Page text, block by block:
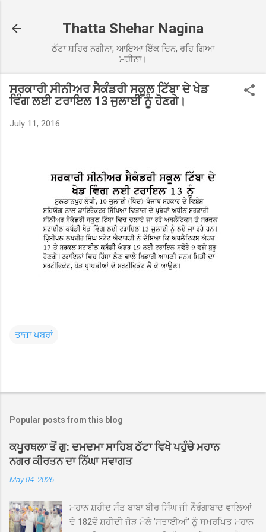
Thatta Shehar Nagina
ਠੱਟਾ ਸ਼ਹਿਰ ਨਗੀਨਾ, ਆਇਆ ਇੱਕ ਦਿਨ, ਰਹਿ ਗਿਆ
ਮਹੀਨਾ।
ਸਰਕਾਰੀ ਸੀਨੀਅਰ ਸੈਕੰਡਰੀ ਸਕੂਲ ਟਿੱਬਾ ਦੇ ਖੇਡ
ਵਿੰਗ ਲਈ ਟਰਾਇਲ 13 ਜੁਲਾਈ ਨੂੰ ਹੋਣਗੇ।
July 11, 2016
ਤਾਜ਼ਾ ਖਬਰਾਂ
Popular posts from this blog
ਕਪੂਰਥਲਾ ਤੋਂ ਗੁ: ਦਮਦਮਾ ਸਾਹਿਬ ਠੱਟਾ ਵਿਖੇ ਪਹੁੰਚੇ ਮਹਾਨ
ਨਗਰ ਕੀਰਤਨ ਦਾ ਨਿੱਘਾ ਸਵਾਗਤ
May 04, 2026
ਮਹਾਨ ਸ਼ਹੀਦ ਸੰਤ ਬਾਬਾ ਬੀਰ ਸਿੰਘ ਜੀ ਨੌਰੰਗਾਬਾਦ ਵਾਲਿਆਂ
ਦੇ 182ਵੇਂ ਸ਼ਹੀਦੀ ਜੋੜ ਮੇਲੇ 'ਸਤਾਈਆਂ' ਨੂੰ ਸਮਰਪਿਤ ਮਹਾਨ